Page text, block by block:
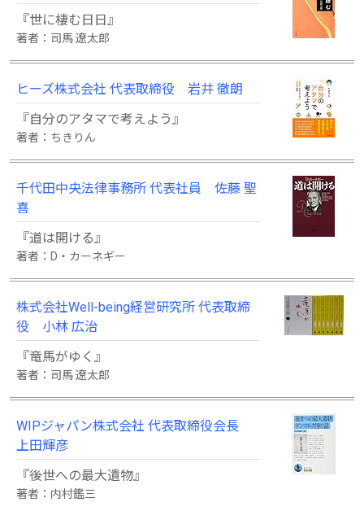
『世に棲む日日』
著者：司馬 遼太郎
ヒーズ株式会社 代表取締役 岩井 徹朗
『自分のアタマで考えよう』
著者：ちきりん
千代田中央法律事務所 代表社員 佐藤 聖
喜
『道は開ける』
著者：D・カーネギー
株式会社Well-being経営研究所 代表取締
役 小林 広治
『竜馬がゆく』
著者：司馬 遼太郎
WIPジャパン株式会社 代表取締役会長
上田輝彦
『後世への最大遺物』
著者：内村鑑三